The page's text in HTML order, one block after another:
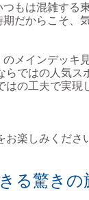
もは混雑する
だからこそ、
メインデッキ
ではの人気ス
の工夫で実現
楽しみくださ
る驚きの